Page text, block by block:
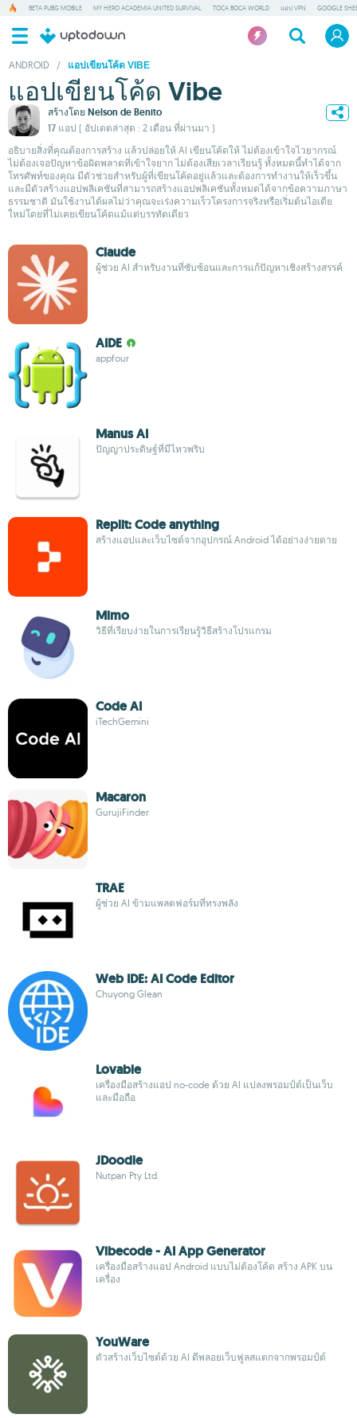
BETA PUBG MOBILE MY HERO ACADEMIA UNITED SURVIVAL TOCA BOCA WORLD แอป VPN GOOGLE
ANDROID / แอปเขียนโค้ด VIBE
แอปเขียนโค้ด Vibe
สร้างโดย Nelson de Benito
17 แอป ( อัปเดตล่าสุด : 2 เดือน ที่ผ่านมา )
อธิบายสิ่งที่คุณต้องการสร้าง แล้วปล่อยให้ AI เขียนโค้ดให้ ไม่ต้องเข้าใจไวยากรณ์
ไม่ต้องเจอปัญหาข้อผิดพลาดที่เข้าใจยาก ไม่ต้องเสียเวลาเรียนรู้ ทั้งหมดนี้ทำได้จาก
โทรศัพท์ของคุณ มีตัวช่วยสำหรับผู้ที่เขียนโค้ดอยู่แล้วและต้องการทำงานให้เร็วขึ้น
และมีตัวสร้างแอปพลิเคชันที่สามารถสร้างแอปพลิเคชันทั้งหมดได้จากข้อความภาษา
ธรรมชาติ มันใช้งานได้ผลไม่ว่าคุณจะเร่งความเร็วโครงการจริงหรือเริ่มต้นไอเดีย
ใหม่โดยที่ไม่เคยเขียนโค้ดแม้แต่บรรทัดเดียว
Claude
ผู้ช่วย AI สำหรับงานที่ซับซ้อนและการแก้ปัญหาเชิงสร้างสรรค์
AIDE
appfour
Manus AI
ปัญญาประดิษฐ์ที่มีไหวพริบ
Replit: Code anything
สร้างแอปและเว็บไซต์จากอุปกรณ์ Android ได้อย่างง่ายดาย
Mimo
วิธีที่เรียบง่ายในการเรียนรู้วิธีสร้างโปรแกรม
Code AI
iTechGemini
Macaron
GurujiFinder
TRAE
ผู้ช่วย AI ข้ามแพลตฟอร์มที่ทรงพลัง
Web IDE: AI Code Editor
Chuyong Glean
Lovable
เครื่องมือสร้างแอป no-code ด้วย AI แปลงพรอมป์ต์เป็นเว็บ
และมือถือ
JDoodle
Nutpan Pty Ltd
Vibecode - AI App Generator
เครื่องมือสร้างแอป Android แบบไม่ต้องโค้ด สร้าง APK บน
เครื่อง
YouWare
ตัวสร้างเว็บไซต์ด้วย AI ดีพลอยเว็บฟูลสแตกจากพรอมป์ต์